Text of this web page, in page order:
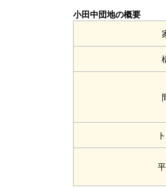
小田中団地の概要